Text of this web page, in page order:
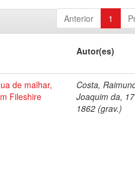
Anterior 1
Autor(es)
de malhar,
Fileshire
Costa,
Joaquim da,
1862 (grav.)